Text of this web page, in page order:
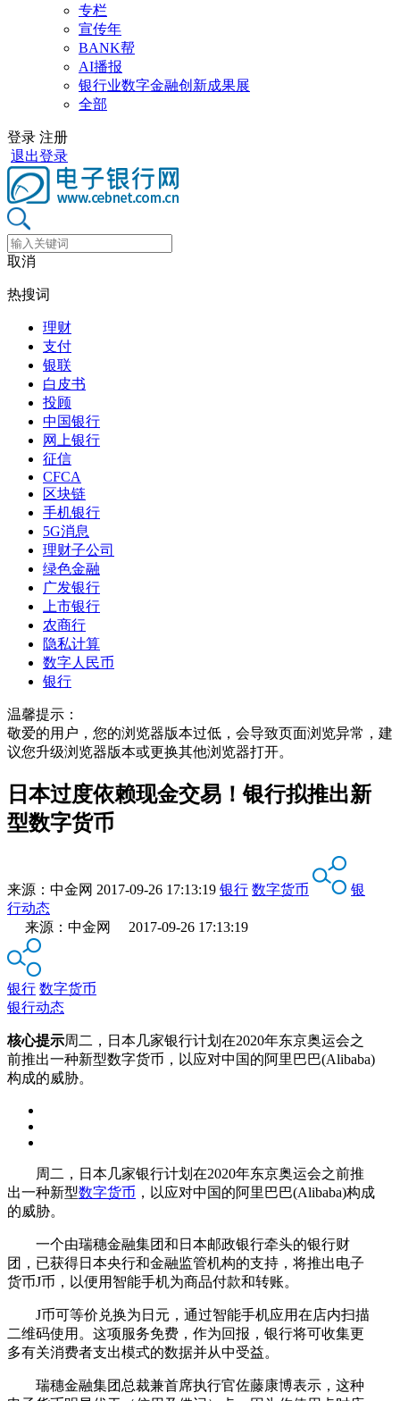
专栏
宣传年
BANK帮
AI播报
银行业数字金融创新成果展
全部
登录 注册
退出登录
取消
热搜词
理财
支付
银联
白皮书
投顾
中国银行
网上银行
征信
CFCA
区块链
手机银行
5G消息
理财子公司
绿色金融
广发银行
上市银行
农商行
隐私计算
数字人民币
银行
温馨提示：
敬爱的用户，您的浏览器版本过低，会导致页面浏览异常，建
议您升级浏览器版本或更换其他浏览器打开。
日本过度依赖现金交易！银行拟推出新
型数字货币
来源： 中金网 2017-09-26 17:13:19 银行 数字货币
银
行动态
来源：中金网 2017-09-26 17:13:19
银行 数字货币
银行动态
核心提示周二，日本几家银行计划在2020年东京奥运会之
前推出一种新型数字货币，以应对中国的阿里巴巴(Alibaba)
构成的威胁。
周二，日本几家银行计划在2020年东京奥运会之前推
出一种新型数字货币 ，以应对中国的阿里巴巴(Alibaba)构成
的威胁。
一个由瑞穗金融集团和日本邮政银行牵头的银行财
团，已获得日本央行和金融监管机构的支持，将推出电子
货币J币，以便用智能手机为商品付款和转账。
J币可等价兑换为日元，通过智能手机应用在店内扫描
二维码使用。这项服务免费，作为回报，银行将可收集更
多有关消费者支出模式的数据并从中受益。
瑞穗金融集团总裁兼首席执行官佐藤康博表示，这种